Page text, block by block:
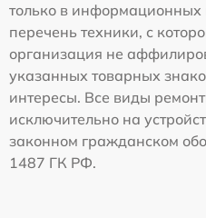
только в информационных
перечень техники, с
организация не
указанных товарных
интересы. Все виды
исключительно на
законном гражданском
1487 ГК РФ.